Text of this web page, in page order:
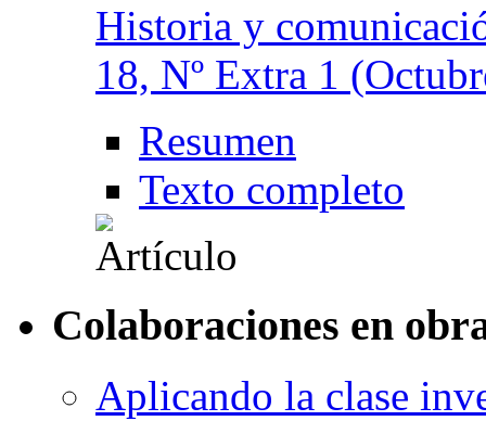
Historia y
18, Nº Extra 1
Resumen
Texto completo
Colaboraciones en
Aplicando la clase